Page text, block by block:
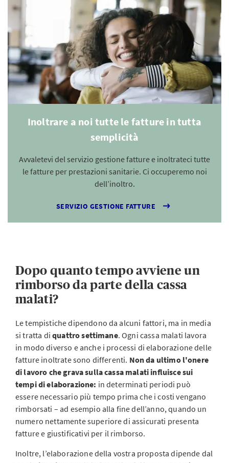
Inoltrare a noi tutte le fatture in tutta
semplicità
Avvaletevi del servizio gestione fatture e inoltrateci tutte
le fatture per prestazioni sanitarie. Ci occuperemo noi
dell’inoltro.
SERVIZIO GESTIONE FATTURE
Dopo quanto tempo avviene un
rimborso da parte della cassa
malati?
Le tempistiche dipendono da alcuni fattori, ma in media
si tratta diquattro settimane. Ogni cassa malati lavora
in modo diverso e anche i processi di elaborazione delle
fatture inoltrate sono differenti. Non da ultimo l'onere
di lavoro che grava sulla cassa malati influisce sui
tempi di elaborazione: in determinati periodi può
essere necessario più tempo prima che i costi vengano
rimborsati – ad esempio alla fine dell’anno, quando un
numero nettamente superiore di assicurati presenta
fatture e giustificativi per il rimborso.
Inoltre, l’elaborazione della vostra proposta dipende dal